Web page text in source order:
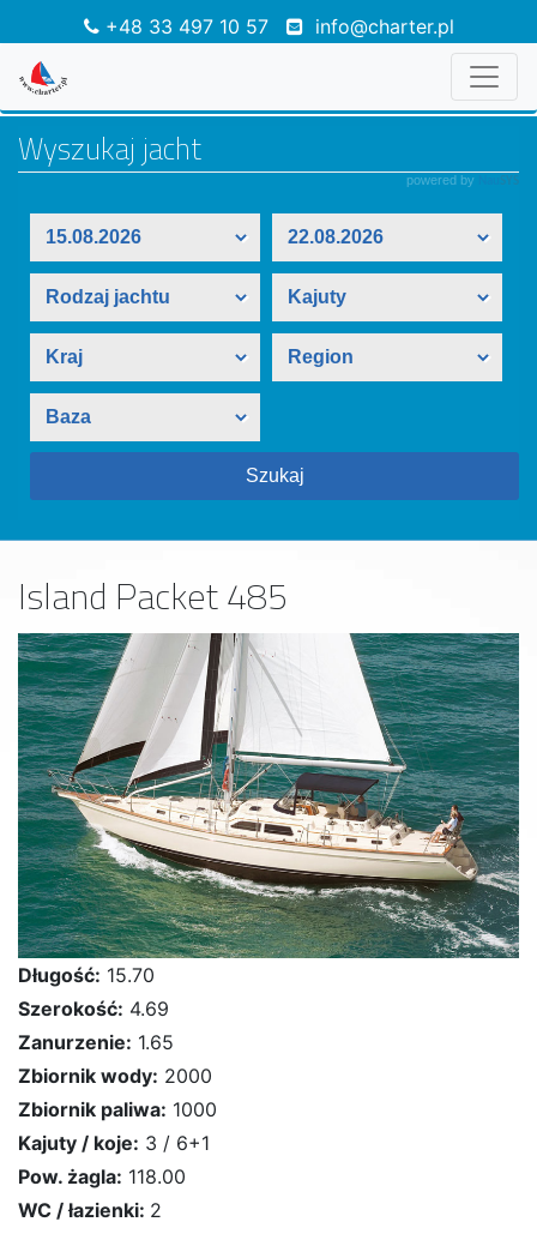
+48 33 497 10 57 info@charter.pl
Island Packet 485
Długość: 15.70
Szerokość: 4.69
Zanurzenie: 1.65
Zbiornik wody: 2000
Zbiornik paliwa: 1000
Kajuty / koje: 3 / 6+1
Pow. żagla: 118.00
WC / łazienki: 2